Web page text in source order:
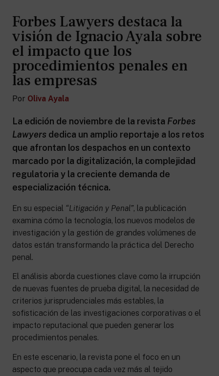
Forbes Lawyers destaca la
visión de Ignacio Ayala sobre
el impacto que los
procedimientos penales en
las empresas
Por Oliva Ayala
La edición de noviembre de la revista Forbes
Lawyers dedica un amplio reportaje a los retos
que afrontan los despachos en un contexto
marcado por la digitalización, la complejidad
regulatoria y la creciente demanda de
especialización técnica.
En su especial “Litigación y Penal”, la publicación
examina cómo la tecnología, los nuevos modelos de
investigación y la gestión de grandes volúmenes de
datos están transformando la práctica del Derecho
penal.
El análisis aborda cuestiones clave como la irrupción
de nuevas fuentes de prueba digital, la necesidad de
criterios jurisprudenciales más estables, la
sofisticación de las investigaciones corporativas o el
impacto reputacional que pueden generar los
procedimientos penales.
En este escenario, la revista pone el foco en un
aspecto que preocupa cada vez más al tejido